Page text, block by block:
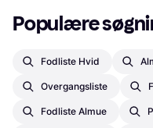
Populære
Fodliste Hvid
Overgangsliste
Fodliste Almue